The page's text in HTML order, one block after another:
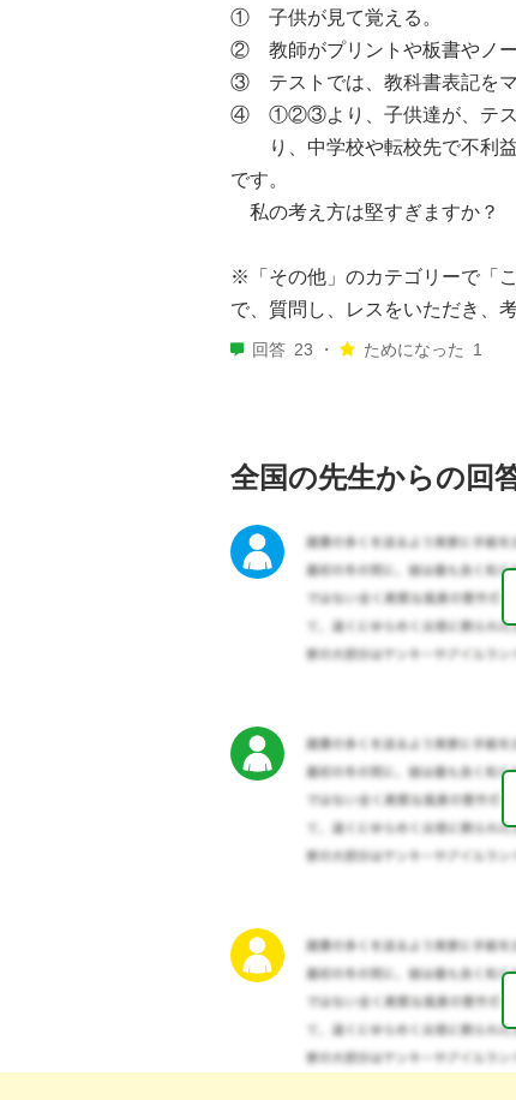
① 子供が見て覚える。
② 教師がプリントや板書やノー
③ テストでは、教科書表記をマ
④ ①②③より、子供達が、テス
り、中学校や転校先で不利益
です。
私の考え方は堅すぎますか？
※「その他」のカテゴリーで「
で、質問し、レスをいただき、
回答 23 ・ ためになった 1
全国の先生からの回